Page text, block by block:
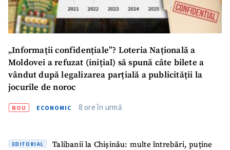
„Informații confidențiale”? Loteria Națională a
Moldovei a refuzat (inițial) să spună câte bilete a
vândut după legalizarea parțială a publicității la
jocurile de noroc
NOU ECONOMIC 8 ore în urmă
EDITORIAL
Talibanii la Chișinău: multe întrebări, puține